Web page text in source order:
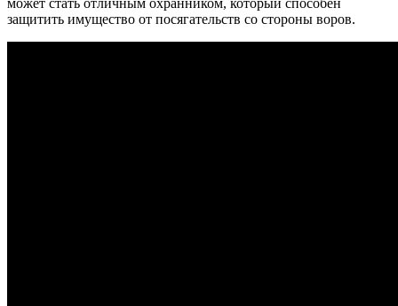
может стать отличным охранником, который способен
защитить имущество от посягательств со стороны воров.